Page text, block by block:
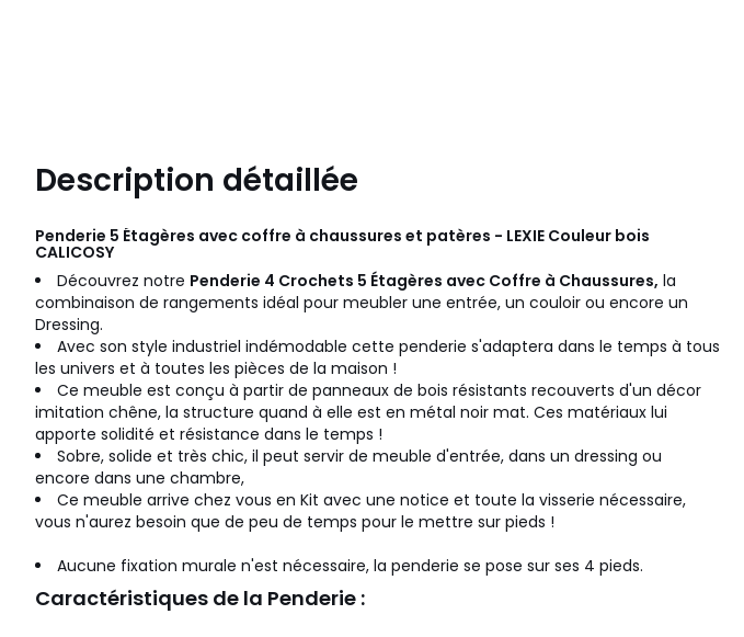
Description détaillée
Penderie 5 Étagères avec coffre à chaussures et patères - LEXIE Couleur bois
CALICOSY
Découvrez notre Penderie 4 Crochets 5 Étagères avec Coffre à Chaussures, la
combinaison de rangements idéal pour meubler une entrée, un couloir ou encore un
Dressing.
Avec son style industriel indémodable cette penderie s'adaptera dans le temps à tous
les univers et à toutes les pièces de la maison !
Ce meuble est conçu à partir de panneaux de bois résistants recouverts d'un décor
imitation chêne, la structure quand à elle est en métal noir mat. Ces matériaux lui
apporte solidité et résistance dans le temps !
Sobre, solide et très chic, il peut servir de meuble d'entrée, dans un dressing ou
encore dans une chambre,
Ce meuble arrive chez vous en Kit avec une notice et toute la visserie nécessaire,
vous n'aurez besoin que de peu de temps pour le mettre sur pieds !
Aucune fixation murale n'est nécessaire, la penderie se pose sur ses 4 pieds.
Caractéristiques de la Penderie :